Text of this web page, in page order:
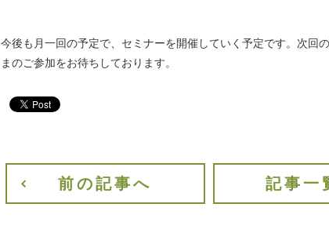
今後も月一回の予定で、セミナーを開催していく予定です。次回
まのご参加をお待ちしております。
前の記事へ 記事一